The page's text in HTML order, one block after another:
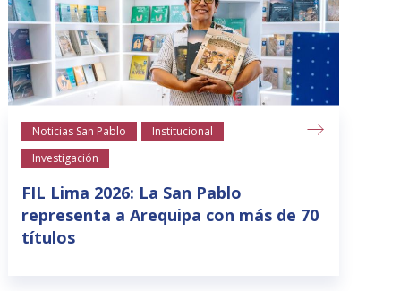
Noticias San Pablo
Institucional
Investigación
FIL Lima 2026: La San Pablo
representa a Arequipa con más de 70
títulos